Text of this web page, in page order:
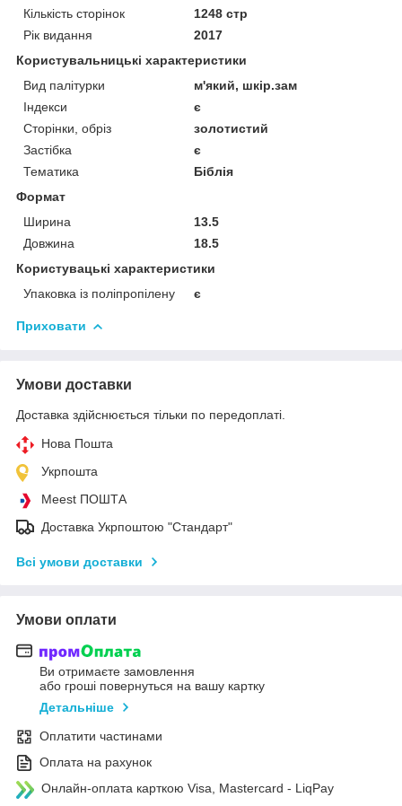
Кількість сторінок
1248 стр
Рік видання
2017
Користувальницькі характеристики
Вид палітурки
м'який, шкір.зам
Індекси
є
Сторінки, обріз
золотистий
Застібка
є
Тематика
Біблія
Формат
Ширина
13.5
Довжина
18.5
Користувацькi характеристики
Упаковка із поліпропілену
є
Приховати
Умови доставки
Доставка здійснюється тільки по передоплаті.
Нова Пошта
Укрпошта
Meest ПОШТА
Доставка Укрпоштою "Стандарт"
Всі умови доставки
Умови оплати
Ви отримаєте замовлення
або гроші повернуться на вашу картку
Детальніше
Оплатити частинами
Оплата на рахунок
Онлайн-оплата карткою Visa, Mastercard - LiqPay